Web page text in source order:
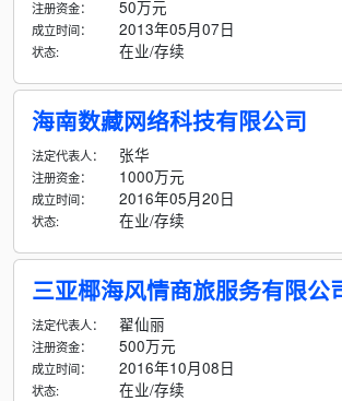
注册资金： 50万元
成立时间： 2013年05月07日
状态: 在业/存续
海南数藏网络科技有限公司
法定代表人： 张华
注册资金： 1000万元
成立时间： 2016年05月20日
状态: 在业/存续
三亚椰海风情商旅服务有限公
法定代表人： 翟仙丽
注册资金： 500万元
成立时间： 2016年10月08日
状态: 在业/存续